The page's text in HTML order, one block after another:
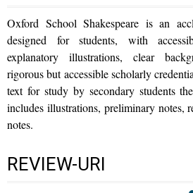
Oxford School Shakespeare is an
designed for students, with
explanatory illustrations, clear
rigorous but accessible scholarly
text for study by secondary students
includes illustrations, preliminary notes,
notes.
REVIEW-URI